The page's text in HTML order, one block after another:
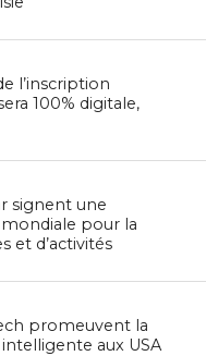
l’inscription
100% digitale,
signent une
pour la
et d’activités
promeuvent la
aux USA